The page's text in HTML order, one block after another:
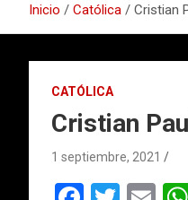
Inicio Católica Cristian
CATÓLICA
Cristian
1 septiembre, 2021